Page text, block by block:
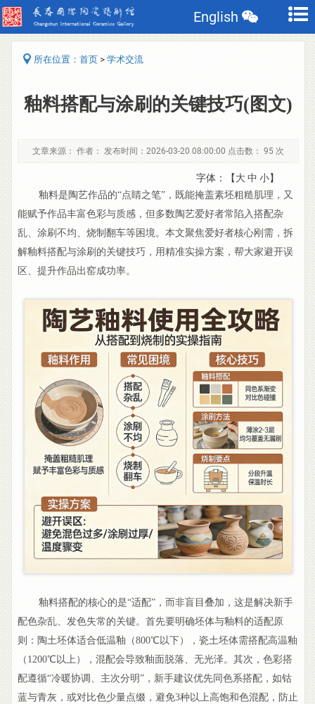
English
所在位置： 首页 > 学术交流
釉料搭配与涂刷的关键技巧(图文)
文章来源： 作者： 发布时间：2026-03-20 08:00:00 点击数： 95 次
字体：【大 中 小】
釉料是陶艺作品的“点睛之笔”，既能掩盖素坯粗糙肌理，又
能赋予作品丰富色彩与质感，但多数陶艺爱好者常陷入搭配杂
乱、涂刷不均、烧制翻车等困境。本文聚焦爱好者核心刚需，拆
解釉料搭配与涂刷的关键技巧，用精准实操方案，帮大家避开误
区、提升作品出窑成功率。
釉料搭配的核心的是“适配”，而非盲目叠加，这是解决新手
配色杂乱、发色失常的关键。首先要明确坯体与釉料的适配原
则：陶土坯体适合低温釉（800℃以下），瓷土坯体需搭配高温釉
（1200℃以上），混配会导致釉面脱落、无光泽。其次，色彩搭
配遵循“冷暖协调、主次分明”，新手建议优先同色系搭配，如钴
蓝与青灰，或对比色少量点缀，避免3种以上高饱和色混配，防止